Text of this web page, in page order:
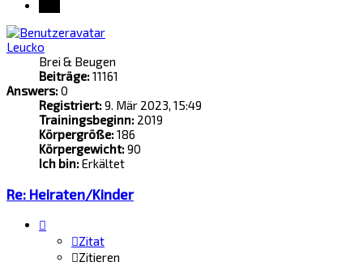
Leucko
Brei & Beugen
Beiträge:11161
Answers:0
Registriert:9. Mär 2023, 15:49
Trainingsbeginn: 2019
Körpergröße:186
Körpergewicht:90
Ich bin:Erkältet
Re: Heiraten/Kinder
Zitat
Zitieren